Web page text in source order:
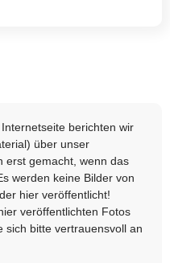
berichten wir
über unser
erst gemacht, wenn das
werden keine Bilder von
hier veröffentlicht!
veröffentlichten Fotos
sich bitte vertrauensvoll an